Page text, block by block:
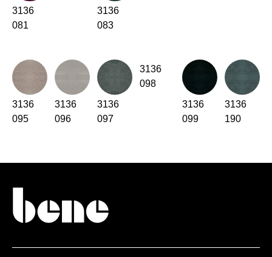
Philippinen (PH)
Polen
Qatar (QA)
Rest der Welt ()
Rumänien
Russland
Serbien (RS)
Singapur(SG)
3136
081
3136
083
3136
095
3136
096
3136
097
3136
098
3136
099
3136
190